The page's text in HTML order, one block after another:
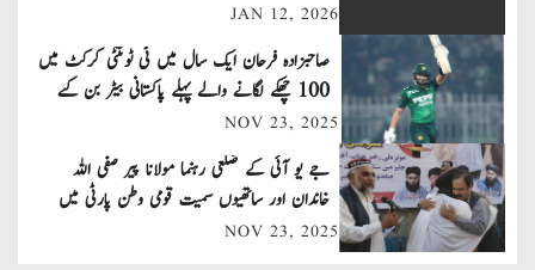
a
v
i
g
a
JAN 12, 2026
صاحبزادہ فرحان ایک سال میں ٹی ٹوئنٹی کرکٹ میں
100 چھکے لگانے والے پہلے پاکستانی بیٹر بن گئے
NOV 23, 2025
جے یو آئی کے ضلعی رہنما مولانا پیر صفی اللہ
خاندان اور ساتھیوں سمیت قومی وطن پارٹی میں
شامل
NOV 23, 2025